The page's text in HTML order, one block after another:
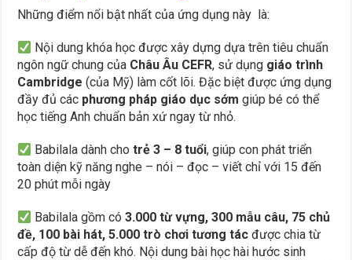
Những điểm nổi bật nhất của ứng dụng này là:
Nội dung khóa học được xây dựng dựa trên tiêu chuẩn
ngôn ngữ chung của Châu Âu CEFR, sử dụng giáo trình
Cambridge (của Mỹ) làm cốt lõi. Đặc biệt được ứng dụng
đầy đủ các phương pháp giáo dục sớm giúp bé có thể
học tiếng Anh chuẩn bản xứ ngay từ nhỏ.
Babilala dành chotrẻ 3 – 8 tuổi, giúp con phát triển
toàn diện kỹ năng nghe – nói – đọc – viết chỉ với 15 đến
20 phút mỗi ngày
Babilala gồm có3.000 từ vựng, 300 mẫu câu, 75 chủ
đề, 100 bài hát, 5.000 trò chơi tương tácđược chia từ
cấp độ từ dễ đến khó. Nội dung bài học hài hước sinh